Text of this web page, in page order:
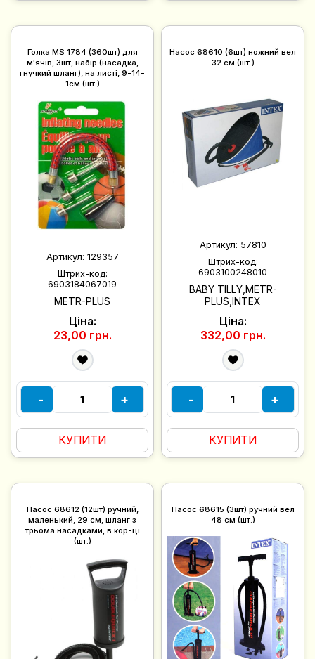
Голка MS 1784 (360шт) для
м'ячів, 3шт, набір (насадка,
гнучкий шланг), на листі, 9-14-
1см (шт.)
Артикул: 129357
Штрих-код:
6903184067019
METR-PLUS
Ціна:
23,00 грн.
- +
КУПИТИ
Насос 68610 (6шт) ножний вел
32 см (шт.)
Артикул: 57810
Штрих-код:
6903100248010
BABY TILLY,METR-
PLUS,INTEX
Ціна:
332,00 грн.
- +
КУПИТИ
Насос 68612 (12шт) ручний,
маленький, 29 см, шланг з
трьома насадками, в кор-ці
(шт.)
Насос 68615 (3шт) ручний вел
48 см (шт.)